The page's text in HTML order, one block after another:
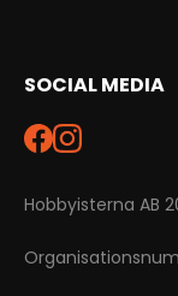
SOCIAL MEDIA
Hobbyisterna AB